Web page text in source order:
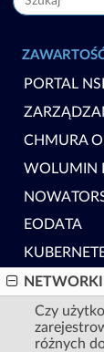
PORTAL
CHMURA
WOLUMIN
EODATA
Czy
różnych